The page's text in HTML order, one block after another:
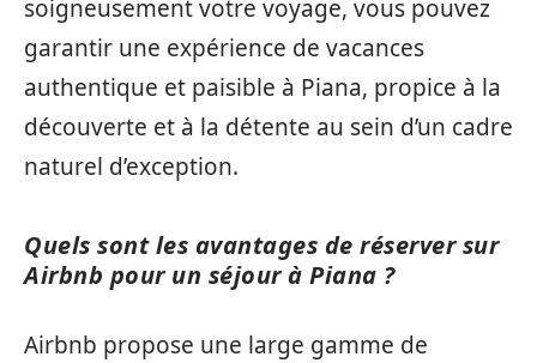
soigneusement votre voyage, vous pouvez
garantir une expérience de vacances
authentique et paisible à Piana, propice à la
découverte et à la détente au sein d’un cadre
naturel d’exception.
Quels sont les avantages de réserver sur
Airbnb pour un séjour à Piana ?
Airbnb propose une large gamme de